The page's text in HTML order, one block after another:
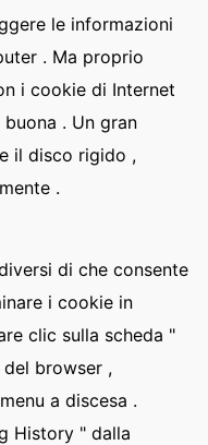
le informazioni
. Ma proprio
i cookie di Internet
. Un gran
il disco rigido ,
.
di che consente
i cookie in
clic sulla scheda "
browser ,
a discesa .
History " dalla